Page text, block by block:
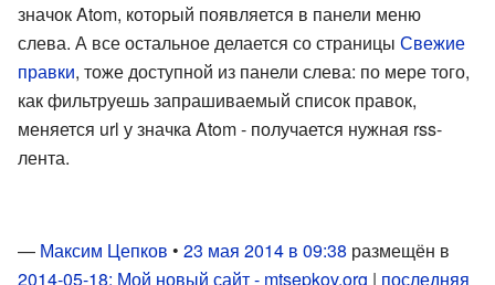
значок Atom, который появляется в панели меню
слева. А все остальное делается со страницы Свежие
правки, тоже доступной из панели слева: по мере того,
как фильтруешь запрашиваемый список правок,
меняется url у значка Atom - получается нужная rss-
лента.
— Максим Цепков • 23 мая 2014 в 09:38 размещён в
2014-05-18: Мой новый сайт - mtsepkov.org | последняя